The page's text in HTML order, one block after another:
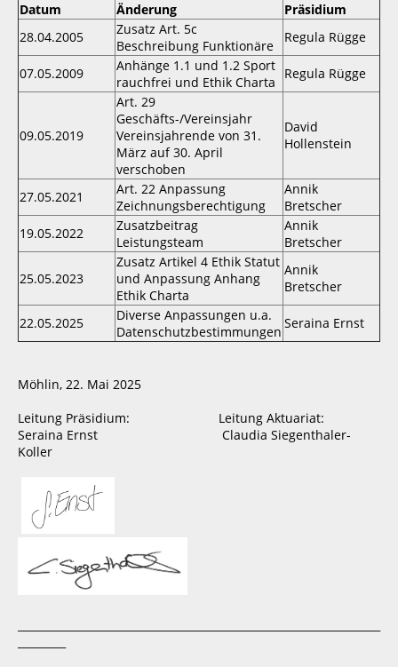
Datum Änderung
Präsidium
28.04.2005
Zusatz Art. 5c
Beschreibung Funktionäre
Regula Rügge
07.05.2009
Anhänge 1.1 und 1.2 Sport
rauchfrei und Ethik Charta
Regula Rügge
09.05.2019
Art. 29
Geschäfts-/Vereinsjahr
Vereinsjahrende von 31.
März auf 30. April
verschoben
David
Hollenstein
27.05.2021
Art. 22 Anpassung
Zeichnungsberechtigung
Annik
Bretscher
19.05.2022
Zusatzbeitrag
Leistungsteam
Annik
Bretscher
25.05.2023
Zusatz Artikel 4 Ethik Statut
und Anpassung Anhang
Ethik Charta
Annik
Bretscher
22.05.2025
Diverse Anpassungen u.a.
Datenschutzbestimmungen
Seraina Ernst
Möhlin, 22. Mai 2025
Leitung Präsidium: Leitung Aktuariat:
Seraina Ernst Claudia Siegenthaler-
Koller